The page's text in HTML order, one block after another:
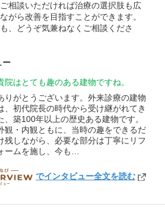
相談いただければ治療の選択肢も広
がら改善を目指すことができます。
、どうぞ気兼ねなくご相談くださ
ー
院はとても趣のある建物ですね。
りがとうございます。外来診療の建物
、初代院長の時代から受け継がれてき
、築100年以上の歴史ある建物です。
観・内観ともに、当時の趣をできるだ
残しながら、必要な部分は丁寧にリフ
ームを施し、今も…
DOCTORVIEW
でインタビュー全文を読む